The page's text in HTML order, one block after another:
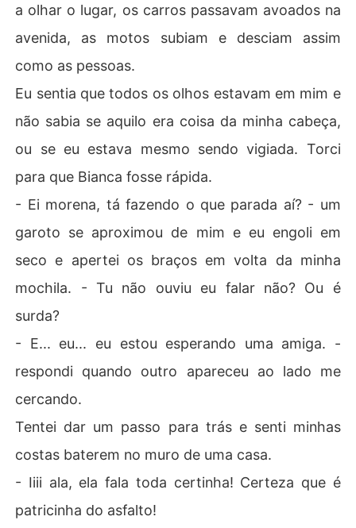
a olhar o lugar, os carros passavam avoados na
avenida, as motos subiam e desciam assim
como as pessoas.
Eu sentia que todos os olhos estavam em mim e
não sabia se aquilo era coisa da minha cabeça,
ou se eu estava mesmo sendo vigiada. Torci
para que Bianca fosse rápida.
- Ei morena, tá fazendo o que parada aí? - um
garoto se aproximou de mim e eu engoli em
seco e apertei os braços em volta da minha
mochila. - Tu não ouviu eu falar não? Ou é
surda?
- E... eu... eu estou esperando uma amiga. -
respondi quando outro apareceu ao lado me
cercando.
Tentei dar um passo para trás e senti minhas
costas baterem no muro de uma casa.
- Iiii ala, ela fala toda certinha! Certeza que é
patricinha do asfalto!